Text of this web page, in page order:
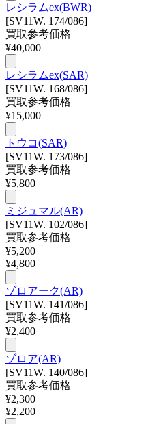
レシラムex(BWR)
[SV11W. 174/086]
買取参考価格
¥40,000
レシラムex(SAR)
[SV11W. 168/086]
買取参考価格
¥15,000
トウコ(SAR)
[SV11W. 173/086]
買取参考価格
¥5,800
ミジュマル(AR)
[SV11W. 102/086]
買取参考価格
¥5,200
¥4,800
ゾロアーク(AR)
[SV11W. 141/086]
買取参考価格
¥2,400
ゾロア(AR)
[SV11W. 140/086]
買取参考価格
¥2,300
¥2,200